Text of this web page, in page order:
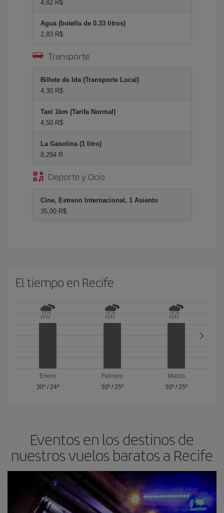
4,82 R$
Agua (botella de 0.33 litros)
2,83 R$
Transporte
Billete de Ida (Transporte Local)
4,30 R$
Taxi 1km (Tarifa Normal)
4,50 R$
La Gasolina (1 litro)
8,294 R
Deporte y Ocio
Cine, Estreno Internacional, 1 Asiento
35,00 R$
El tiempo en Recife
Enero
30º/ 24º
Febrero
30º/ 25º
Marzo
30º /25º
Eventos en los destinos de
nuestros vuelos baratos a Recife